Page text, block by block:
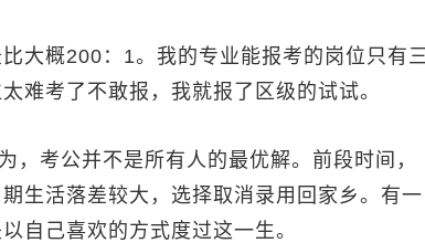
概200：1。我的专业能报考的岗位只有
难考了不敢报，我就报了区级的试试。
考公并不是所有人的最优解。前段时间，
生活落差较大，选择取消录用回家乡。有一
自己喜欢的方式度过这一生。